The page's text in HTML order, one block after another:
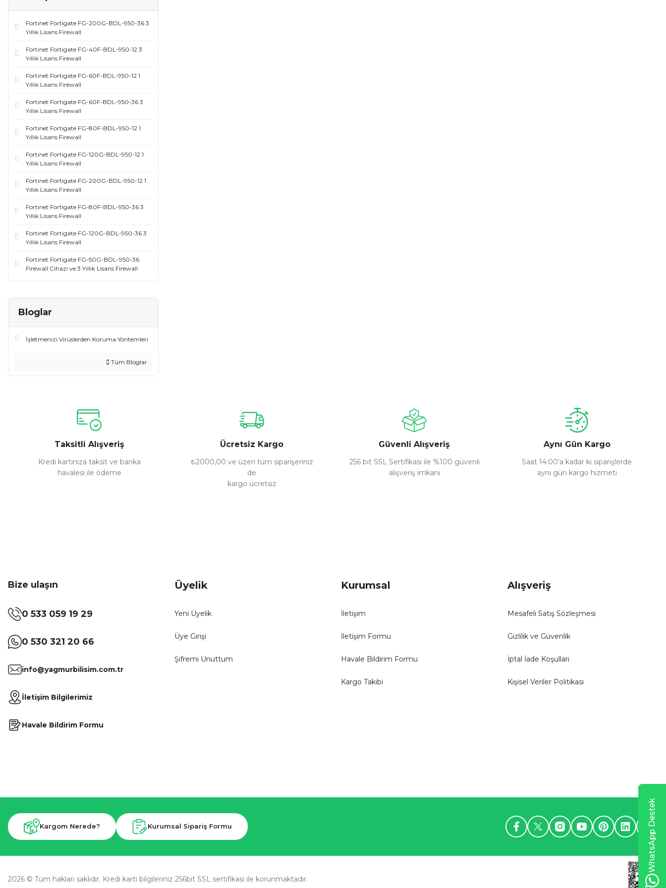
Fortinet Fortigate FG-200G-BDL-950-36 3
Yıllık Lisans Firewall
Fortinet Fortigate FG-40F-BDL-950-12 3
Yıllık Lisans Firewall
Fortinet Fortigate FG-60F-BDL-950-12 1
Yıllık Lisans Firewall
Fortinet Fortigate FG-60F-BDL-950-36 3
Yıllık Lisans Firewall
Fortinet Fortigate FG-80F-BDL-950-12 1
Yıllık Lisans Firewall
Fortinet Fortigate FG-120G-BDL-950-12 1
Yıllık Lisans Firewall
Fortinet Fortigate FG-200G-BDL-950-12 1
Yıllık Lisans Firewall
Fortinet Fortigate FG-80F-BDL-950-36 3
Yıllık Lisans Firewall
Fortinet Fortigate FG-120G-BDL-950-36 3
Yıllık Lisans Firewall
Fortinet Fortigate FG-50G-BDL-950-36
Firewall Cihazı ve 3 Yıllık Lisans Firewall
Bloglar
İşletmenizi Virüslerden Koruma Yöntemleri
Tüm Bloglar
Taksitli Alışveriş
Kredi kartınıza taksit ve banka
havalesi ile ödeme
Ücretsiz Kargo
₺2000,00 ve üzeri tüm siparişeriniz
de
kargo ücretsiz
Güvenli Alışveriş
256 bit SSL Sertifikası ile %100 güvenli
alışveriş imkanı
Aynı Gün Kargo
Saat 14:00’a kadar ki siparişlerde
aynı gün kargo hizmeti
Bize ulaşın
0 533 059 19 29
0 530 321 20 66
info@yagmurbilisim.com.tr
İletişim Bilgilerimiz
Havale Bildirim Formu
Üyelik
Yeni Üyelik
Üye Girişi
Şifremi Unuttum
Kurumsal
İletişim
İletişim Formu
Havale Bildirim Formu
Kargo Takibi
Alışveriş
Mesafeli Satış Sözleşmesi
Gizlilik ve Güvenlik
İptal İade Koşullari
Kişisel Veriler Politikası
Kargom Nerede? Kurumsal Sipariş Formu
2026 © Tüm hakları saklıdır. Kredi kartı bilgileriniz 256bit SSL sertifikası ile korunmaktadır.
WhatsApp Destek